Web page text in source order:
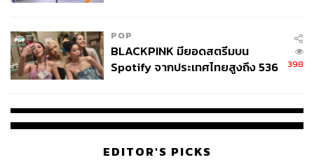
ทัศน์การค้าโลก นั่นคือ สัดส่วนของการส่งออกสินค้า
อุตสาหกรรม (Manufactured Goods) จากประเทศที่พัฒนา
แล้ว (Developed Countries) ลดลงและถูกแทนที่ด้วยการส่ง
ออกจากประเทศกำลังพัฒนา (Developing Countries) กล่าว
ค่อยๆ พัฒนาประเทศ จากประเทศเกษตรกรรมที่ยากจน มา
เป็นประเทศกำลังพัฒนา ที่มีอุตสาหกรรมเป็นกลจักรขับ
เคลื่อน เรื่องนี้ สอดคล้องกับระดับของทุนมนุษย์และ
POP
BLACKPINK มียอดสตรีมบน
Spotify จากประเทศไทยสูงถึง 536
398
EDITOR'S PICKS